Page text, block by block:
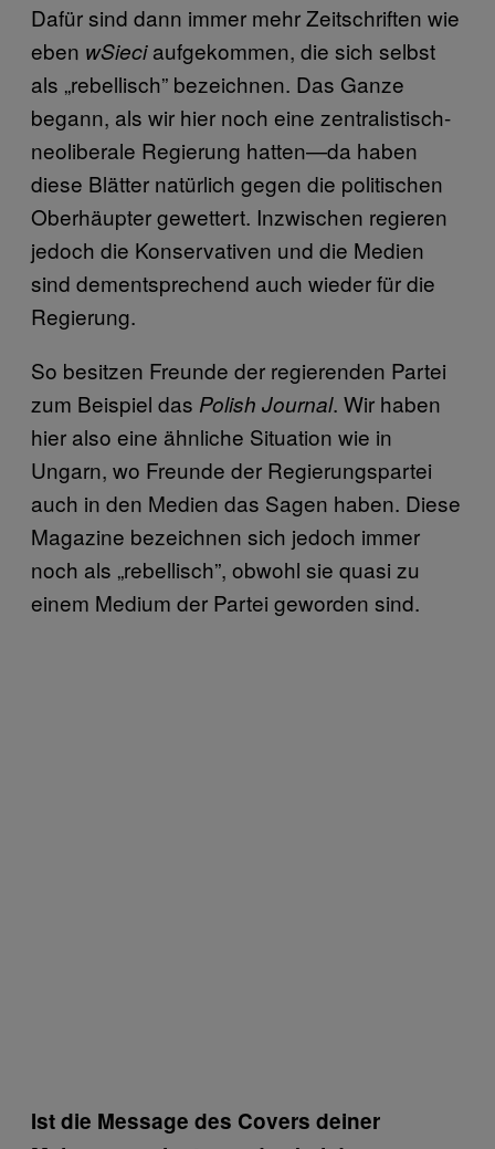
Dafür sind dann immer mehr Zeitschriften wie
eben wSieciaufgekommen, die sich selbst
als „rebellisch” bezeichnen. Das Ganze
begann, als wir hier noch eine zentralistisch-
neoliberale Regierung hatten—da haben
diese Blätter natürlich gegen die politischen
Oberhäupter gewettert. Inzwischen regieren
jedoch die Konservativen und die Medien
sind dementsprechend auch wieder für die
Regierung.
So besitzen Freunde der regierenden Partei
zum Beispiel das Polish Journal. Wir haben
hier also eine ähnliche Situation wie in
Ungarn, wo Freunde der Regierungspartei
auch in den Medien das Sagen haben. Diese
Magazine bezeichnen sich jedoch immer
noch als „rebellisch”, obwohl sie quasi zu
einem Medium der Partei geworden sind.
Ist die Message des Covers deiner